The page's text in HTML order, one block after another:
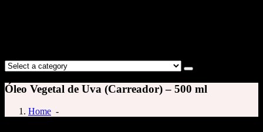
Óleo Vegetal de Uva (Carreador) – 500 ml
Home -